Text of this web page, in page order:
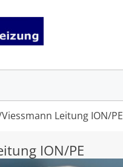
Viessmann Leitung ION/PE
ION/PE